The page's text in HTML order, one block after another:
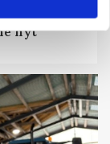
nyt